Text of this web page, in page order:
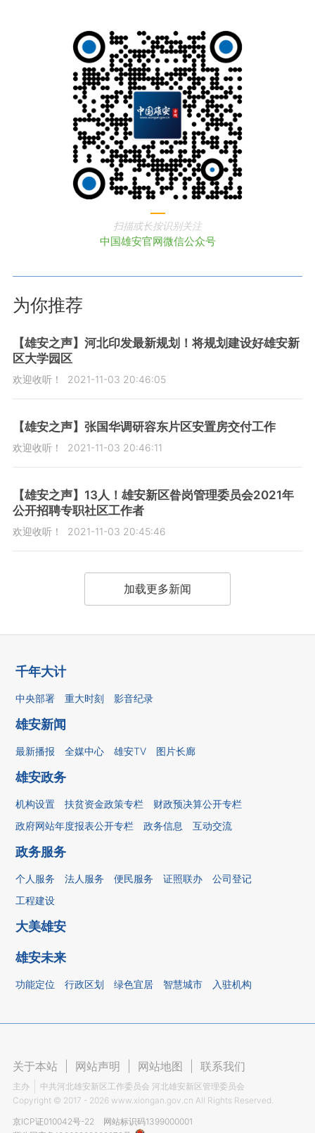
扫描或长按识别关注
中国雄安官网微信公众号
为你推荐
【雄安之声】河北印发最新规划！将规划建设好雄安新
区大学园区
欢迎收听！ 2021-11-03 20:46:05
【雄安之声】张国华调研容东片区安置房交付工作
欢迎收听！ 2021-11-03 20:46:11
【雄安之声】13人！雄安新区昝岗管理委员会2021年
公开招聘专职社区工作者
欢迎收听！ 2021-11-03 20:45:46
加载更多新闻
千年大计
中央部署 重大时刻 影音纪录
雄安新闻
最新播报 全媒中心 雄安TV 图片长廊
雄安政务
机构设置 扶贫资金政策专栏
财政预决算公开专栏
政府网站年度报表公开专栏
政务信息 互动交流
政务服务
个人服务 法人服务 便民服务 证照联办
公司登记
工程建设
大美雄安
雄安未来
功能定位 行政区划 绿色宜居 智慧城市 入驻机构
关于本站 网站声明 网站地图 联系我们
主办
中共河北雄安新区工作委员会 河北雄安新区管理委员会
Copyright © 2017 - 2026 www.xiongan.gov.cn All Rights Reserved.
京ICP证010042号-22
网站标识码1399000001